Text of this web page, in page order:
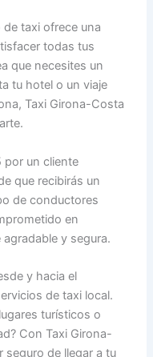
taxi ofrece una
todas tus
que necesites un
tu hotel o un viaje
Taxi Girona-Costa
por un cliente
que recibirás un
de conductores
en
y segura.
y hacia el
de taxi local.
turísticos o
Con Taxi Girona-
seguro de llegar a tu